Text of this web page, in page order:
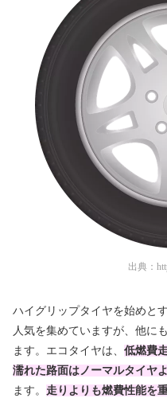
出典：
ハイグリップタイヤを始めと
人気を集めていますが、他に
ます。エコタイヤは、 低燃費
濡れた路面はノーマルタイヤ
ます。 走りよりも燃費性能を